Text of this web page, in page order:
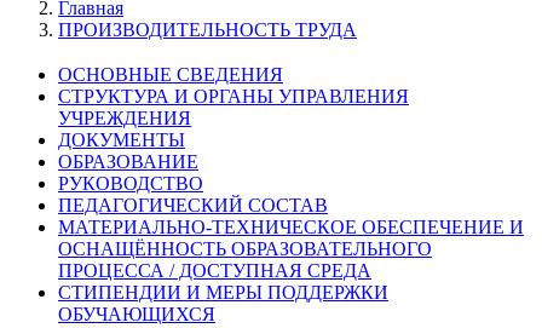
Главная
ПРОИЗВОДИТЕЛЬНОСТЬ ТРУДА
ОСНОВНЫЕ СВЕДЕНИЯ
СТРУКТУРА И ОРГАНЫ УПРАВЛЕНИЯ
УЧРЕЖДЕНИЯ
ДОКУМЕНТЫ
ОБРАЗОВАНИЕ
РУКОВОДСТВО
ПЕДАГОГИЧЕСКИЙ СОСТАВ
МАТЕРИАЛЬНО-ТЕХНИЧЕСКОЕ ОБЕСПЕЧЕНИЕ И
ОСНАЩЁННОСТЬ ОБРАЗОВАТЕЛЬНОГО
ПРОЦЕССА / ДОСТУПНАЯ СРЕДА
СТИПЕНДИИ И МЕРЫ ПОДДЕРЖКИ
ОБУЧАЮЩИХСЯ